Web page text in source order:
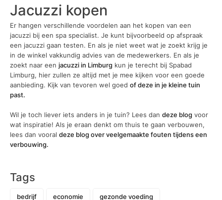
Jacuzzi kopen
Er hangen verschillende voordelen aan het kopen van een
jacuzzi bij een spa specialist. Je kunt bijvoorbeeld op afspraak
een jacuzzi gaan testen. En als je niet weet wat je zoekt krijg je
in de winkel vakkundig advies van de medewerkers. En als je
zoekt naar een jacuzzi in Limburg kun je terecht bij Spabad
Limburg, hier zullen ze altijd met je mee kijken voor een goede
aanbieding. Kijk van tevoren wel goed of deze in je kleine tuin
past.
Wil je toch liever iets anders in je tuin? Lees dan deze blog voor
wat inspiratie! Als je eraan denkt om thuis te gaan verbouwen,
lees dan vooral deze blog over veelgemaakte fouten tijdens een
verbouwing.
Tags
bedrijf economie gezonde voeding